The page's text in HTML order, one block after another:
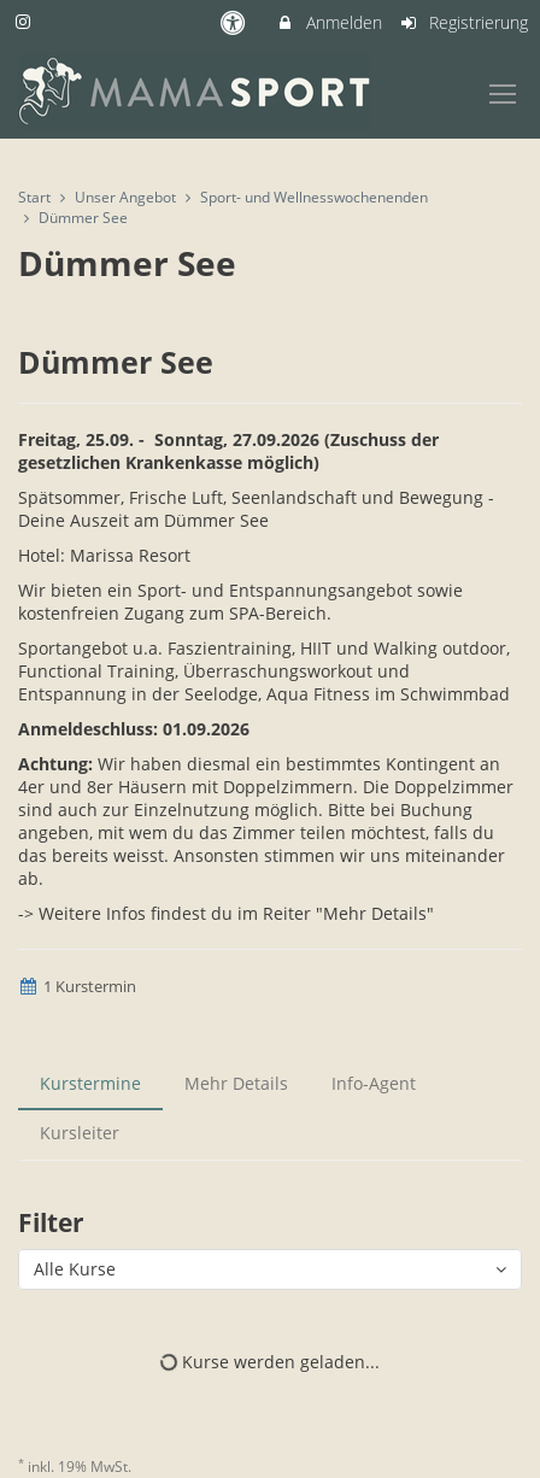
Anmelden Registrierung
Start Unser Angebot
Sport- und Wellnesswochenenden
Dümmer See
Dümmer See
Dümmer See
Freitag, 25.09. - Sonntag, 27.09.2026 (Zuschuss der
gesetzlichen Krankenkasse möglich)
Spätsommer, Frische Luft, Seenlandschaft und Bewegung -
Deine Auszeit am Dümmer See
Hotel: Marissa Resort
Wir bieten ein Sport- und Entspannungsangebot sowie
kostenfreien Zugang zum SPA-Bereich.
Sportangebot u.a. Faszientraining, HIIT und Walking outdoor,
Functional Training, Überraschungsworkout und
Entspannung in der Seelodge, Aqua Fitness im Schwimmbad
Anmeldeschluss: 01.09.2026
Achtung: Wir haben diesmal ein bestimmtes Kontingent an
4er und 8er Häusern mit Doppelzimmern. Die Doppelzimmer
sind auch zur Einzelnutzung möglich. Bitte bei Buchung
angeben, mit wem du das Zimmer teilen möchtest, falls du
das bereits weisst. Ansonsten stimmen wir uns miteinander
ab.
-> Weitere Infos findest du im Reiter "Mehr Details"
1 Kurstermin
Kurstermine Mehr Details Info-Agent
Kursleiter
Filter
Alle Kurse
Kurse werden geladen...
* inkl. 19% MwSt.